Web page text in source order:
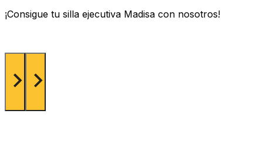
¡Consigue tu silla ejecutiva Madisa con nosotros!